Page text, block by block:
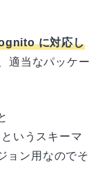
に対応し
適当なパッケー
というスキーマ
ョン用なのでそ